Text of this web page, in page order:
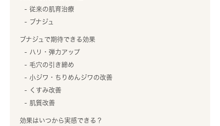
従来の肌育治療
ブナジュ
ブナジュで期待できる効果
ハリ・弾力アップ
毛穴の引き締め
小ジワ・ちりめんジワの改善
くすみ改善
肌質改善
効果はいつから実感できる？